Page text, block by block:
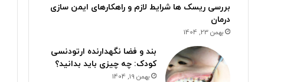
بررسی ریسک ها شرایط لازم و راهکارهای ایمن سازی
درمان
بهمن 23, 1404
بند و فضا نگهدارنده ارتودنسی
کودک: چه چیزی باید بدانید؟
بهمن 19, 1404